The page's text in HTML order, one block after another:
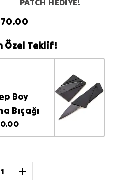
PATCH HEDİYE!
Özel Teklif!
Boy
Bıçağı
1